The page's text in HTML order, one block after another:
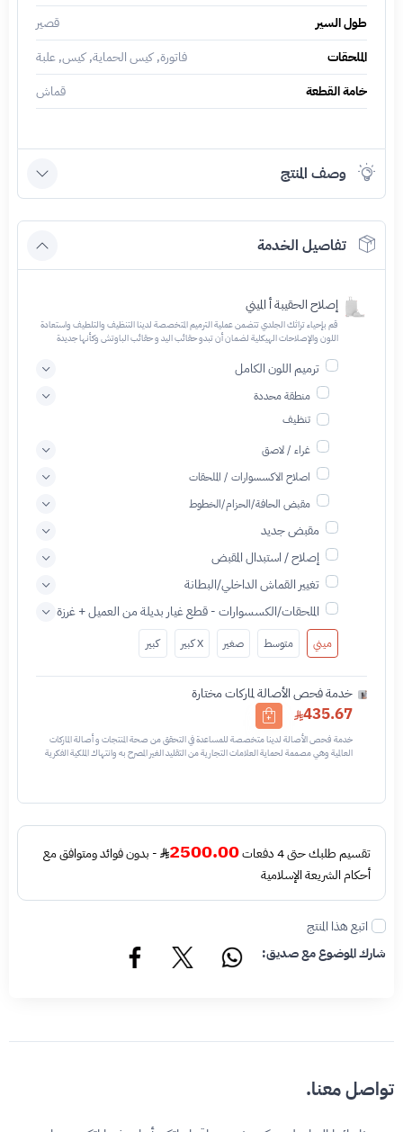
طول السير
قصير
الملحقات
فاتورة, كيس الحماية, كيس, علبة
خامة القطعة
قماش
وصف المنتج
تفاصيل الخدمة
إصلاح الحقيبة أ الميني
قم بإحياء تراثك الجلدي تتضمن عملية الترميم المتخصصة لدينا التنظيف والتلطيف واستعادة
اللون والإصلاحات الهيكلية لضمان أن تبدو حقائب اليد و حقائب الباوتش وكأنها جديدة
ترميم اللون الكامل
منطقة محددة
تنظيف
غراء / لاصق
اصلاح الاكسسوارات / الملحقات
مقبض الحافة/الحزام/الخطوط
مقبض جديد
إصلاح / استبدال المقبض
تغيير القماش الداخلي/البطانة
الملحقات/الكسسوارات - قطع غيار بديلة من العميل + غرزة
ميني متوسط صغير X كبير كبير
خدمة فحص الأصالة لماركات مختارة
435.67
خدمة فحص الأصالة لدينا متخصصة للمساعدة في التحقق من صحة المنتجات و أصالة الماركات
العالمية وهي مصممة لحماية العلامات التجارية من التقليد الغير المصرح به وانتهاك الملكية الفكرية
في القطعه
تقسيم طلبك حتى 4 دفعات 2500.00
- بدون فوائد ومتوافق مع
أحكام الشريعة الإسلامية
اتبع هذا المنتج
شارك الموضوع مع صديق:
تواصل معنا.